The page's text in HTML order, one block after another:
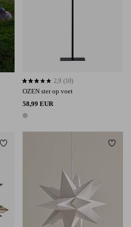
OZEN ster op voet
58,99 EUR
1 kleur
2,9 op basis van 10 beoordelingen
2,9 (10)
Toevoegen aan favorieten